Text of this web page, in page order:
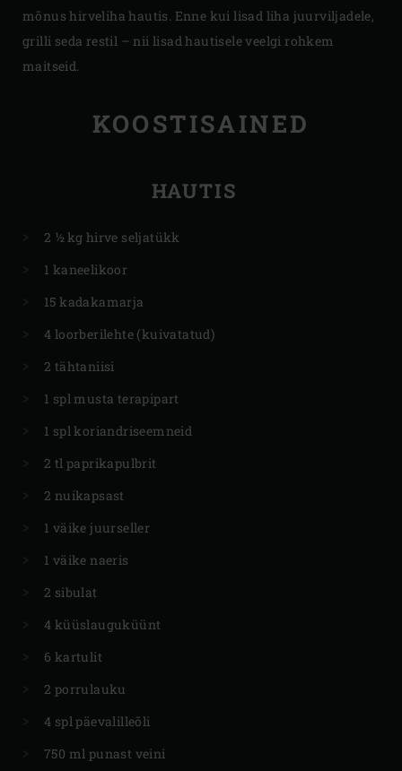
mõnus hirveliha hautis. Enne kui lisad liha juurviljadele,
grilli seda restil – nii lisad hautisele veelgi rohkem
maitseid.
KOOSTISAINED
HAUTIS
2 ½ kg hirve seljatükk
1 kaneelikoor
15 kadakamarja
4 loorberilehte (kuivatatud)
2 tähtaniisi
1 spl musta terapipart
1 spl koriandriseemneid
2 tl paprikapulbrit
2 nuikapsast
1 väike juurseller
1 väike naeris
2 sibulat
4 küüslauguküünt
6 kartulit
2 porrulauku
4 spl päevalilleõli
750 ml punast veini